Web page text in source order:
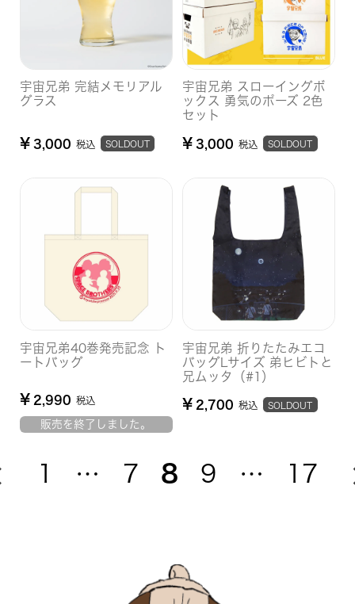
宇宙兄弟 完結メモリアル
グラス
¥ 3,000 税込 SOLDOUT
宇宙兄弟 スローイングボ
ックス 勇気のポーズ 2色
セット
¥ 3,000 税込 SOLDOUT
宇宙兄弟40巻発売記念 ト
ートバッグ
¥ 2,990 税込
販売を終了しました。
宇宙兄弟 折りたたみエコ
バッグLサイズ 弟ヒビトと
兄ムッタ（#1）
¥ 2,700 税込 SOLDOUT
1 … 7 8 9 … 17